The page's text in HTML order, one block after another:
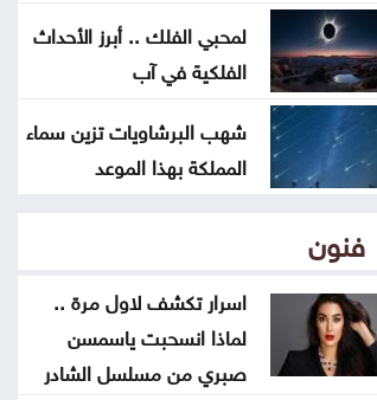
الاحتلال يقصف بلدة ميس الجبل
جنوبي لبنان
فينيسيوس جونيور يمدد عقده مع
ريال مدريد
لمحبي الفلك .. أبرز الأحداث
الفلكية في آب
شهب البرشاويات تزين سماء
المملكة بهذا الموعد
فنون
اسرار تكشف لاول مرة ..
لماذا انسحبت ياسمسن
صبري من مسلسل الشادر